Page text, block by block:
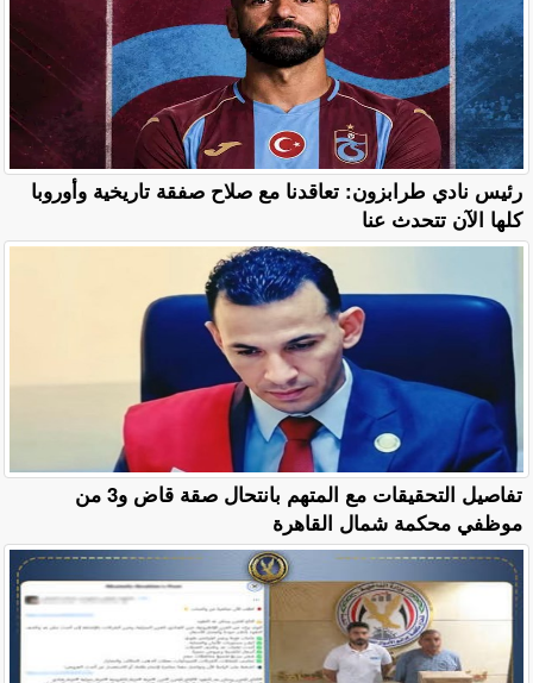
رئيس نادي طرابزون: تعاقدنا مع صلاح صفقة تاريخية وأوروبا
كلها الآن تتحدث عنا
تفاصيل التحقيقات مع المتهم بانتحال صقة قاض و3 من
موظفي محكمة شمال القاهرة